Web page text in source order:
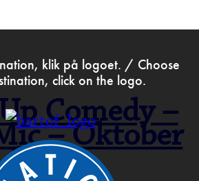
klik på logoet. / Choose
click on the logo.
Comedy –
– Oktober
2025